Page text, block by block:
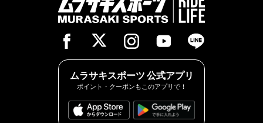
ムラサキスポーツ 公式アプリ
ポイント・クーポンもこのアプリで！